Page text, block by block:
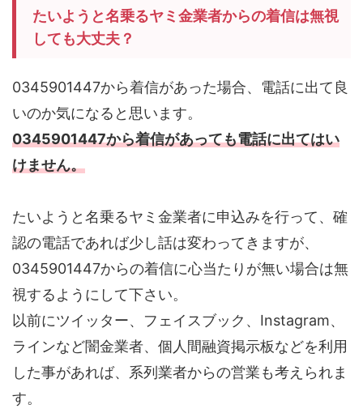
たいようと名乗るヤミ金業者からの着信は無視
しても大丈夫？
0345901447から着信があった場合、電話に出て良
いのか気になると思います。
0345901447から着信があっても電話に出てはい
けません。
たいようと名乗るヤミ金業者に申込みを行って、確
認の電話であれば少し話は変わってきますが、
0345901447からの着信に心当たりが無い場合は無
視するようにして下さい。
以前にツイッター、フェイスブック、Instagram、
ラインなど闇金業者、個人間融資掲示板などを利用
した事があれば、系列業者からの営業も考えられま
す。